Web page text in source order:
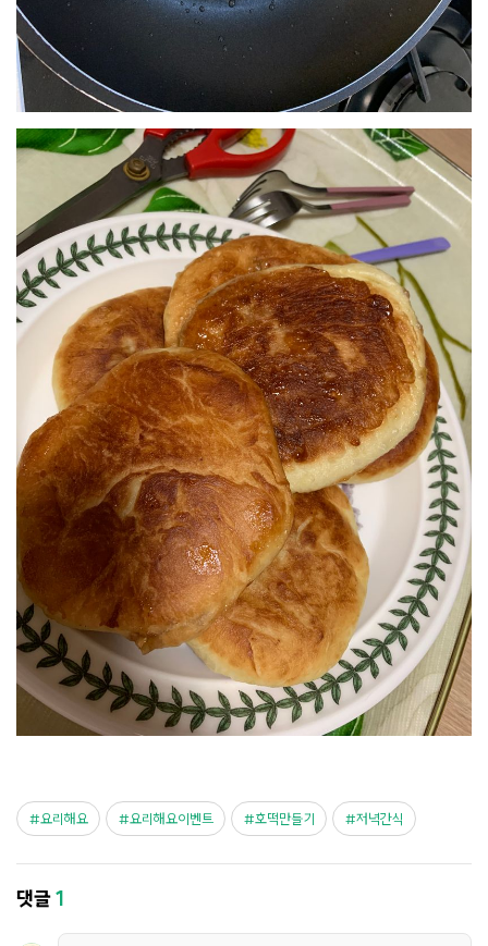
요리해요 요리해요이벤트 호떡만들기 저녁간식
댓글1